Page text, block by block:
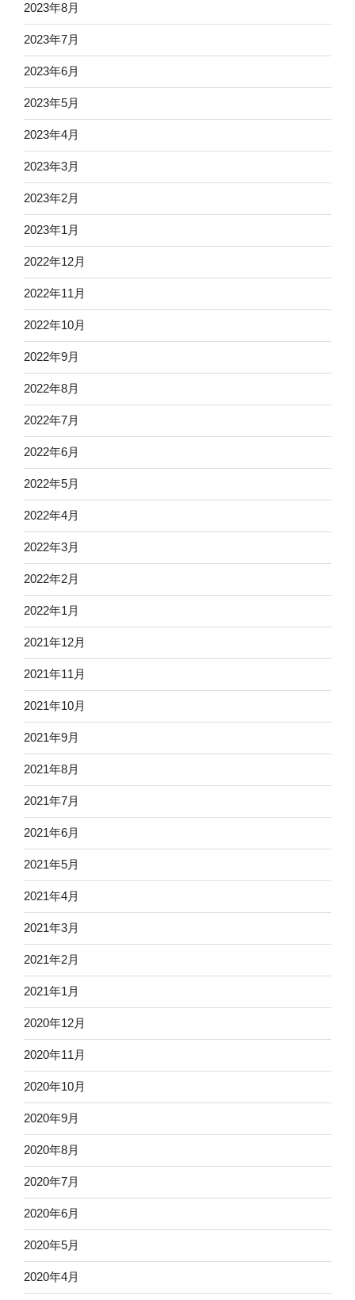
2023年8月
2023年7月
2023年6月
2023年5月
2023年4月
2023年3月
2023年2月
2023年1月
2022年12月
2022年11月
2022年10月
2022年9月
2022年8月
2022年7月
2022年6月
2022年5月
2022年4月
2022年3月
2022年2月
2022年1月
2021年12月
2021年11月
2021年10月
2021年9月
2021年8月
2021年7月
2021年6月
2021年5月
2021年4月
2021年3月
2021年2月
2021年1月
2020年12月
2020年11月
2020年10月
2020年9月
2020年8月
2020年7月
2020年6月
2020年5月
2020年4月